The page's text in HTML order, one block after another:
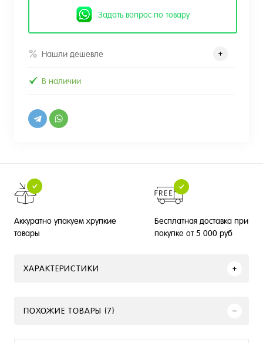
Задать вопрос по товару
Нашли дешевле
В наличии
Аккуратно упакуем хрупкие
товары
Бесплатная доставка при
покупке от 5 000 руб
ХАРАКТЕРИСТИКИ
ПОХОЖИЕ ТОВАРЫ (7)